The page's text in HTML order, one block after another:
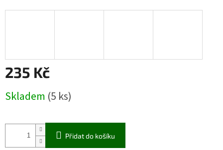
235 Kč
cena:
Skladem (5 ks)
Přidat do košíku